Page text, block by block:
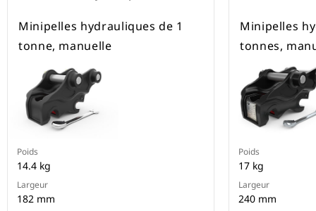
Minipelles hydrauliques de 1
tonne, manuelle
Poids
14.4 kg
Largeur
182 mm
Minipelles
tonnes,
Poids
17 kg
Largeur
240 mm